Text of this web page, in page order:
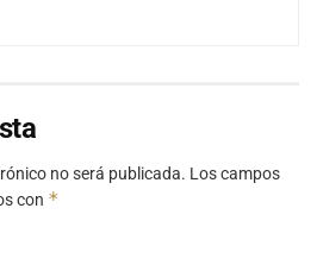
no será publicada. Los campos
con *